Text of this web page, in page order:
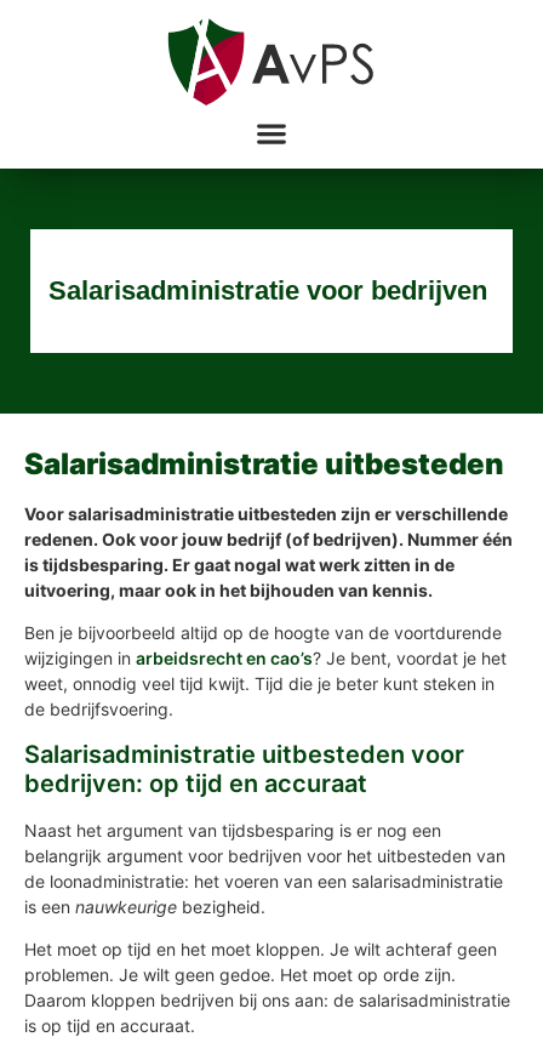
Salarisadministratie voor bedrijven
Salarisadministratie uitbesteden
Voor salarisadministratie uitbesteden zijn er verschillende
redenen. Ook voor jouw bedrijf (of bedrijven). Nummer één
is tijdsbesparing. Er gaat nogal wat werk zitten in de
uitvoering, maar ook in het bijhouden van kennis.
Ben je bijvoorbeeld altijd op de hoogte van de voortdurende
wijzigingen in arbeidsrecht en cao’s? Je bent, voordat je het
weet, onnodig veel tijd kwijt. Tijd die je beter kunt steken in
de bedrijfsvoering.
Salarisadministratie uitbesteden voor
bedrijven: op tijd en accuraat
Naast het argument van tijdsbesparing is er nog een
belangrijk argument voor bedrijven voor het uitbesteden van
de loonadministratie: het voeren van een salarisadministratie
is een nauwkeurige bezigheid.
Het moet op tijd en het moet kloppen. Je wilt achteraf geen
problemen. Je wilt geen gedoe. Het moet op orde zijn.
Daarom kloppen bedrijven bij ons aan: de salarisadministratie
is op tijd en accuraat.